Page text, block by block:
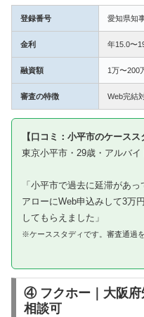
登録番号 愛知県知
金利 年15.0〜
融資額 1万〜200
審査の特徴 Web完結
【口コミ：小平市のケースス
東京小平市・29歳・アルバイ
「小平市で過去に延滞があ
アローにWeb申込みして3万
してもらえました」
※ケーススタディです。審査通過
④ フクホー｜大阪府
相談可